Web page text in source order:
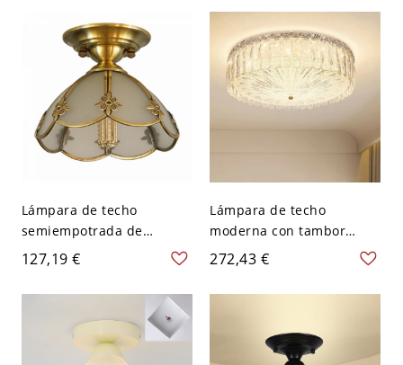
45,72 cm
Lámpara de techo
semiempotrada de
campana de latón con
pantalla de vidrio
esmerilado - 110 A 120 V
127,19 €
Lámpara de techo
moderna con tambor
cromado y pantalla de
cristal - 110 A 120 V
272,43 €